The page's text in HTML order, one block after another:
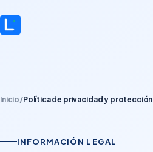
Inicio/Política de privacidad y
INFORMACIÓN LEGAL